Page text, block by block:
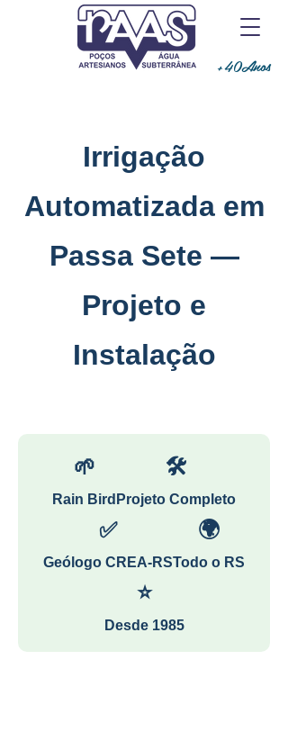
+40Anos
Irrigação
Automatizada em
Passa Sete —
Projeto e
Instalação
🌱
Rain Bird
🛠
Projeto Completo
✅
Geólogo CREA-RS
🌍
Todo o RS
⭐
Desde 1985